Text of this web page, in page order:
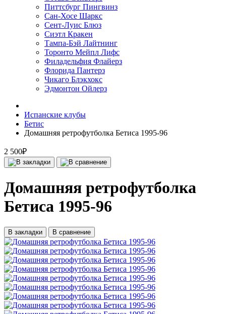
Питтсбург Пингвинз
Сан-Хосе Шаркс
Сент-Луис Блюз
Сиэтл Кракен
Тампа-Бэй Лайтнинг
Торонто Мейпл Лифс
Филадельфия Флайерз
Флорида Пантерз
Чикаго Блэкхокс
Эдмонтон Ойлерз
Испанские клубы
Бетис
Домашняя ретрофутболка Бетиса 1995-96
2 500₽
Домашняя ретрофутболка
Бетиса 1995-96
В закладки В сравнение